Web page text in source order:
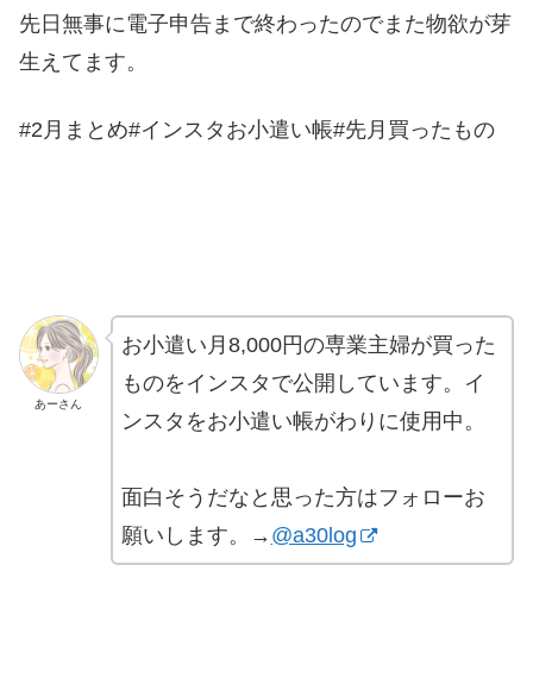
先日無事に電子申告まで終わったのでまた物欲が芽
生えてます。
#2月まとめ#インスタお小遣い帳#先月買ったもの
あーさん
お小遣い月8,000円の専業主婦が買った
ものをインスタで公開しています。イ
ンスタをお小遣い帳がわりに使用中。
面白そうだなと思った方はフォローお
願いします。→ @a30log